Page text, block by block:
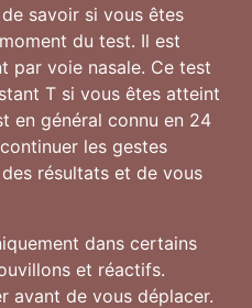
savoir si vous êtes
du test. Il est
par voie nasale. Ce test
T si vous êtes atteint
en général connu en 24
les gestes
résultats et de vous
dans certains
et réactifs.
avant de vous déplacer.